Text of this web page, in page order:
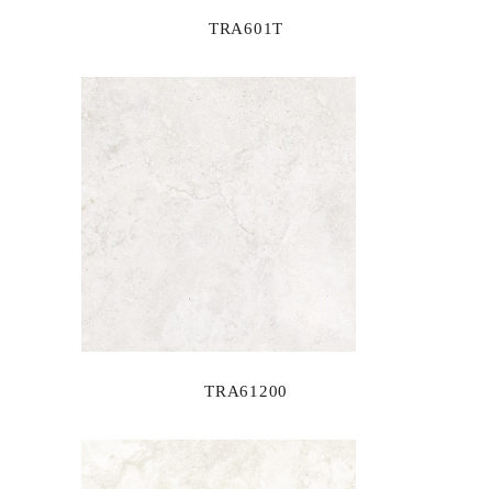
TRA601T
TRA61200